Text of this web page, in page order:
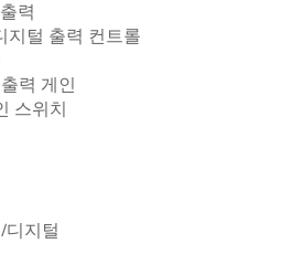
력
지털 출력 컨트롤
력 게인
스위치
디지털